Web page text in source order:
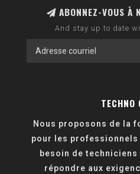
ABONNEZ-VOUS À
And stay up to date
TECHNO
Nous proposons de la
pour les
besoin de
répondre aux